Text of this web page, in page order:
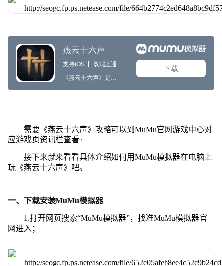
需要《燕云十六声》攻略可以到MuMu官网游戏中心对
应游戏页资讯栏查看~
接下来就来看看具体介绍如何用MuMu模拟器在电脑上
玩《燕云十六声》吧。
一、下载安装MuMu模拟器
1.打开网页搜索“MuMu模拟器”，找准MuMu模拟器官
网进入；